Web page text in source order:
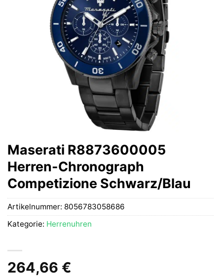
Maserati R8873600005
Herren-Chronograph
Competizione Schwarz/Blau
264,66 €
Artikelnummer: 8056783058686
Kategorie: Herrenuhren